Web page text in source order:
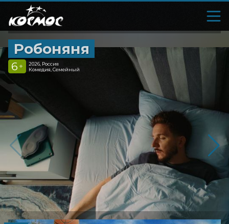
Робоняня
6 +
2026, Россия
Комедия, Семейный